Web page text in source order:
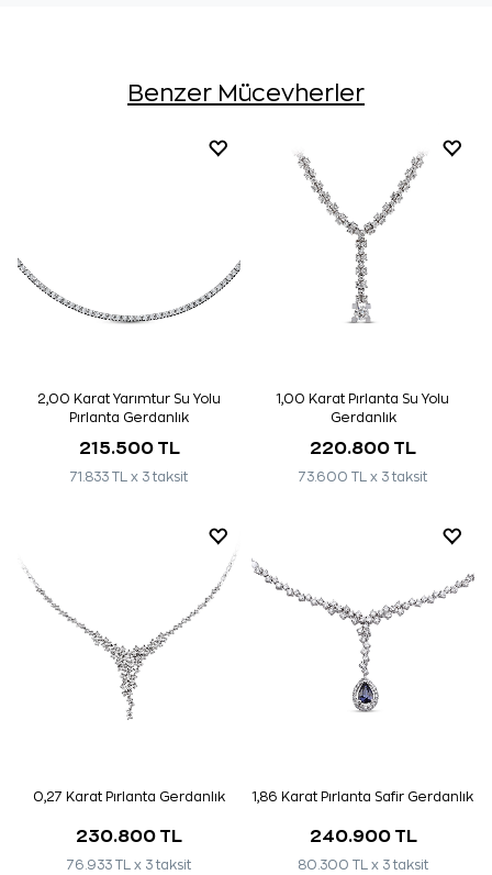
Benzer Mücevherler
2,00 Karat Yarımtur Su Yolu
Pırlanta Gerdanlık
215.500 TL
71.833 TL x 3 taksit
1,00 Karat Pırlanta Su Yolu
Gerdanlık
220.800 TL
73.600 TL x 3 taksit
0,27 Karat Pırlanta Gerdanlık
230.800 TL
76.933 TL x 3 taksit
1,86 Karat Pırlanta Safir Gerdanlık
240.900 TL
80.300 TL x 3 taksit